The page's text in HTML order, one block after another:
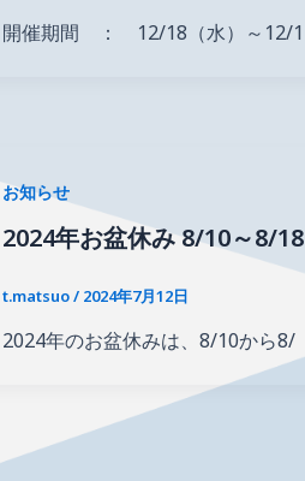
開催期間 ： 12/18（水）～12/1
お知らせ
2024年お盆休み 8/10～8/18
t.matsuo/ 2024年7月12日
2024年のお盆休みは、8/10から8/